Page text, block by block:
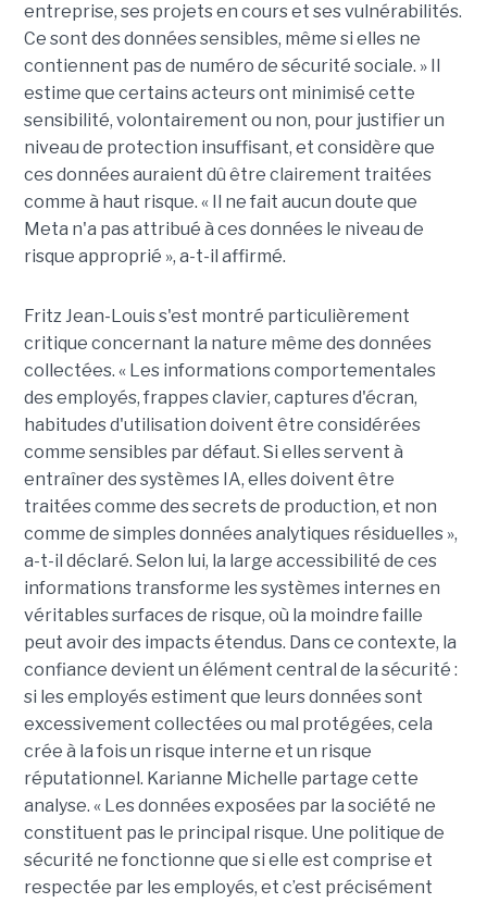
entreprise, ses projets en cours et ses vulnérabilités.
Ce sont des données sensibles, même si elles ne
contiennent pas de numéro de sécurité sociale. » Il
estime que certains acteurs ont minimisé cette
sensibilité, volontairement ou non, pour justifier un
niveau de protection insuffisant, et considère que
ces données auraient dû être clairement traitées
comme à haut risque. « Il ne fait aucun doute que
Meta n'a pas attribué à ces données le niveau de
risque approprié », a-t-il affirmé.
Fritz Jean-Louis s'est montré particulièrement
critique concernant la nature même des données
collectées. « Les informations comportementales
des employés, frappes clavier, captures d'écran,
habitudes d'utilisation doivent être considérées
comme sensibles par défaut. Si elles servent à
entraîner des systèmes IA, elles doivent être
traitées comme des secrets de production, et non
comme de simples données analytiques résiduelles »,
a-t-il déclaré. Selon lui, la large accessibilité de ces
informations transforme les systèmes internes en
véritables surfaces de risque, où la moindre faille
peut avoir des impacts étendus. Dans ce contexte, la
confiance devient un élément central de la sécurité :
si les employés estiment que leurs données sont
excessivement collectées ou mal protégées, cela
crée à la fois un risque interne et un risque
réputationnel. Karianne Michelle partage cette
analyse. « Les données exposées par la société ne
constituent pas le principal risque. Une politique de
sécurité ne fonctionne que si elle est comprise et
respectée par les employés, et c’est précisément